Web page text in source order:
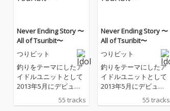
Never Ending Story 〜
All of Tsuribit〜
つりビット
釣りをテーマにしたア
イドルユニットとして
2013年5月にデビュー
しメンバーの変更なく
精力的に活動を続けて
55 tracks
Never Ending Story 〜
All of Tsuribit〜
つりビット
釣りをテーマにしたア
イドルユニットとして
2013年5月にデビュー
しメンバーの変更なく
精力的に活動を続けて
55 tracks